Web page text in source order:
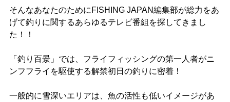
そんなあなたのためにFISHING JAPAN編集部が総力をあ
げて釣りに関するあらゆるテレビ番組を探してきまし
た！！
「釣り百景」では、フライフィッシングの第一人者がニ
ンフフライを駆使する解禁初日の釣りに密着！
一般的に雪深いエリアは、魚の活性も低いイメージがあ